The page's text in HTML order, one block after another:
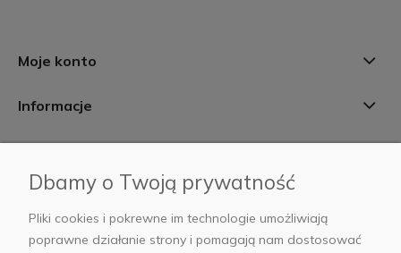
Moje konto
Informacje
AB Foto
Dbamy o Twoją prywatność
Pliki cookies i pokrewne im technologie umożliwiają
poprawne działanie strony i pomagają nam dostosować